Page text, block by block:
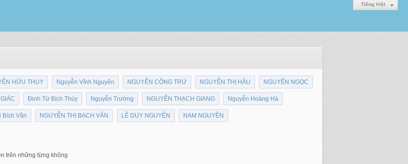
Tiếng Việt
HỮU THỤY Nguyễn Vĩnh Nguyên NGUYỄN CÔNG TRỨ NGUYỄN THỊ HẬU NGUYÊN NGỌC
Đinh Từ Bích Thúy Nguyễn Trường NGUYỄN THẠCH GIANG Nguyễn Hoàng Hà
Bích Vân NGUYỄN THỊ BẠCH VÂN LÊ DUY NGUYÊN NAM NGUYÊN
trên những từng không